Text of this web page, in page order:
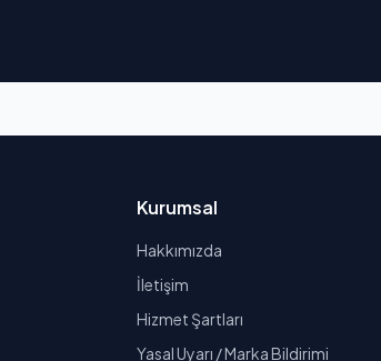
Kurumsal
Hakkımızda
İletişim
Hizmet Şartları
Yasal Uyarı / Marka Bildirimi